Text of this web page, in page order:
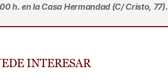
h. en la Casa Hermandad (C/ Cristo, 77).
INTERESAR